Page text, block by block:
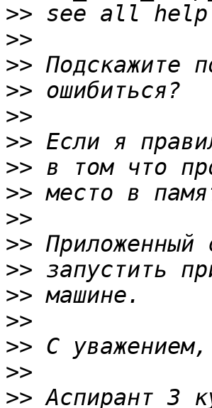
>>
>>
>>
>>
>>
>>
>>
>>
>>
>>
>>
>>
>>
>>
>>
>>